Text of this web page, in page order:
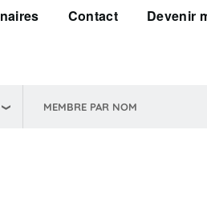
Contact Devenir
MEMBRE PAR NOM